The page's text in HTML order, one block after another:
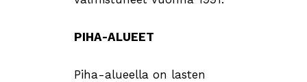
PIHA-ALUEET
Piha-alueella on lasten